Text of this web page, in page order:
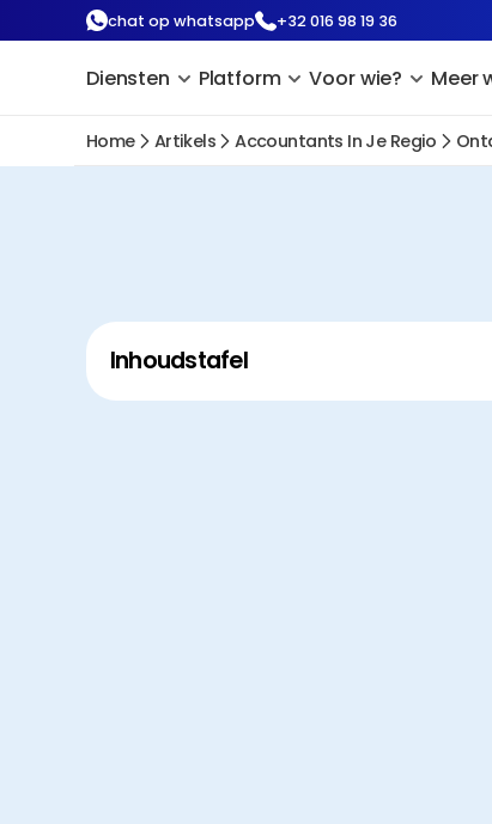
chat op whatsapp +32 016 98 19 36
Diensten Platform Voor wie? Meer
Home Artikels Accountants In Je Regio
Inhoudstafel